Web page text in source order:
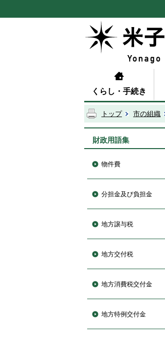
くらし・手続き
トップ 市の組織
財政用語集
物件費
分担金及び負担金
地方譲与税
地方交付税
地方消費税交付金
地方特例交付金